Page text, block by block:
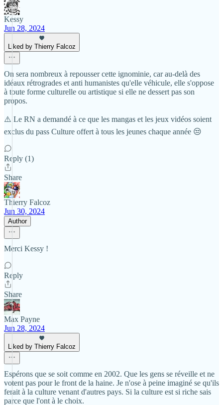
Kessy
Jun 28, 2024
Liked by Thierry Falcoz
On sera nombreux à repousser cette ignominie, car au-delà des
idéaux rétrogrades et anti humanistes qu'elle véhicule, elle s'oppose
à toute forme culturelle ou artistique si elle ne dessert pas son
propos.
⚠️ Le RN a demandé à ce que les mangas et les jeux vidéos soient
exclus du pass Culture offert à tous les jeunes chaque année 😒
Reply (1)
Share
Thierry Falcoz
Jun 30, 2024
Author
Merci Kessy !
Reply
Share
Max Payne
Jun 28, 2024
Liked by Thierry Falcoz
Espérons que se soit comme en 2002. Que les gens se réveille et ne
votent pas pour le front de la haine. Je n'ose à peine imaginé se qu'ils
ferait à la culture venant d'autres pays. Si la culture est si riche sais
parce que l'ont à le choix.